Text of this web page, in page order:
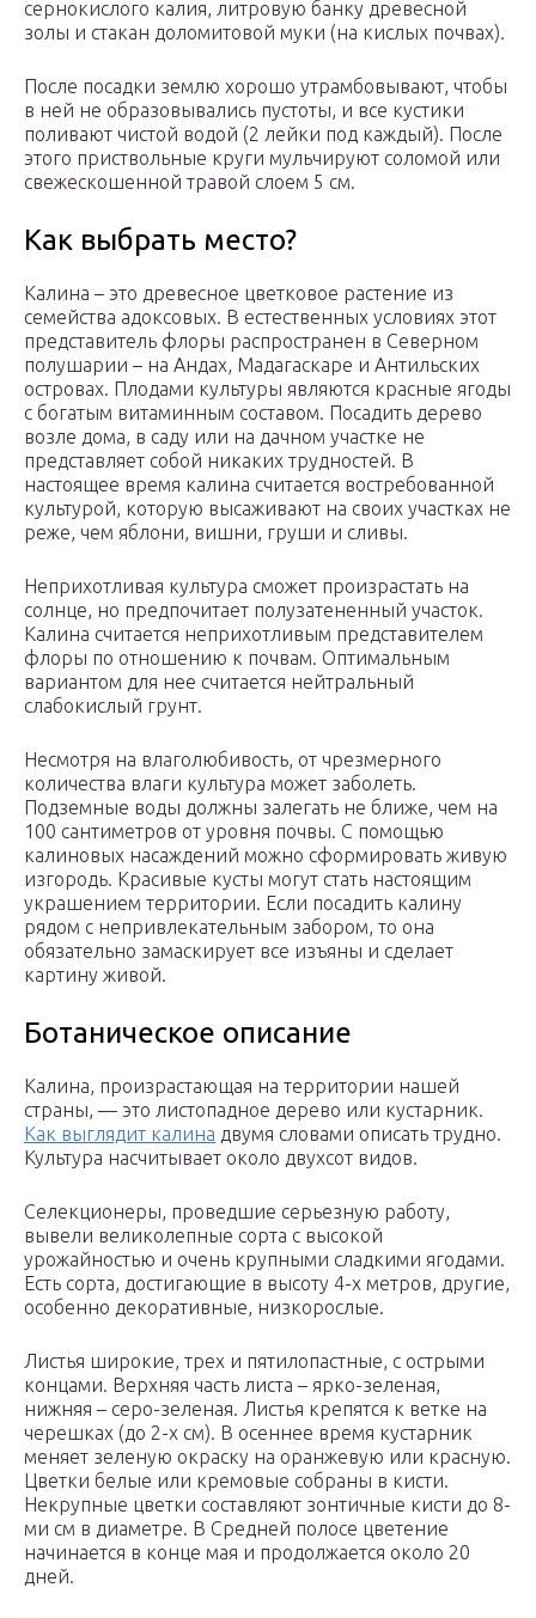
сернокислого калия, литровую банку древесной
золы и стакан доломитовой муки (на кислых почвах).
После посадки землю хорошо утрамбовывают, чтобы
в ней не образовывались пустоты, и все кустики
поливают чистой водой (2 лейки под каждый). После
этого приствольные круги мульчируют соломой или
свежескошенной травой слоем 5 см.
Как выбрать место?
Калина – это древесное цветковое растение из
семейства адоксовых. В естественных условиях этот
представитель флоры распространен в Северном
полушарии – на Андах, Мадагаскаре и Антильских
островах. Плодами культуры являются красные ягоды
с богатым витаминным составом. Посадить дерево
возле дома, в саду или на дачном участке не
представляет собой никаких трудностей. В
настоящее время калина считается востребованной
культурой, которую высаживают на своих участках не
реже, чем яблони, вишни, груши и сливы.
Неприхотливая культура сможет произрастать на
солнце, но предпочитает полузатененный участок.
Калина считается неприхотливым представителем
флоры по отношению к почвам. Оптимальным
вариантом для нее считается нейтральный
слабокислый грунт.
Несмотря на влаголюбивость, от чрезмерного
количества влаги культура может заболеть.
Подземные воды должны залегать не ближе, чем на
100 сантиметров от уровня почвы. С помощью
калиновых насаждений можно сформировать живую
изгородь. Красивые кусты могут стать настоящим
украшением территории. Если посадить калину
рядом с непривлекательным забором, то она
обязательно замаскирует все изъяны и сделает
картину живой.
Ботаническое описание
Калина, произрастающая на территории нашей
страны, — это листопадное дерево или кустарник.
Как выглядит калина двумя словами описать трудно.
Культура насчитывает около двухсот видов.
Селекционеры, проведшие серьезную работу,
вывели великолепные сорта с высокой
урожайностью и очень крупными сладкими ягодами.
Есть сорта, достигающие в высоту 4-х метров, другие,
особенно декоративные, низкорослые.
Листья широкие, трех и пятилопастные, с острыми
концами. Верхняя часть листа – ярко-зеленая,
нижняя – серо-зеленая. Листья крепятся к ветке на
черешках (до 2-х см). В осеннее время кустарник
меняет зеленую окраску на оранжевую или красную.
Цветки белые или кремовые собраны в кисти.
Некрупные цветки составляют зонтичные кисти до 8-
ми см в диаметре. В Средней полосе цветение
начинается в конце мая и продолжается около 20
дней.